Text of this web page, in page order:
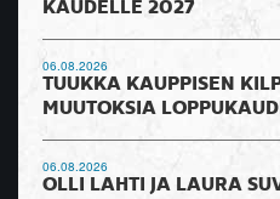
KAUDELLE 2027
06.08.2026
TUUKKA KAUPPISEN
MUUTOKSIA
06.08.2026
OLLI LAHTI JA LAURA